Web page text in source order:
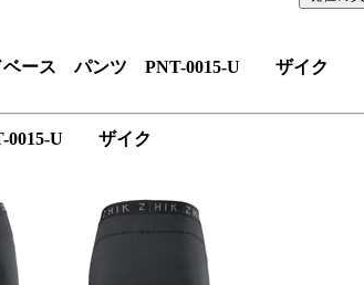
ベース パンツ PNT-0015-U ザイク
0015-U ザイク